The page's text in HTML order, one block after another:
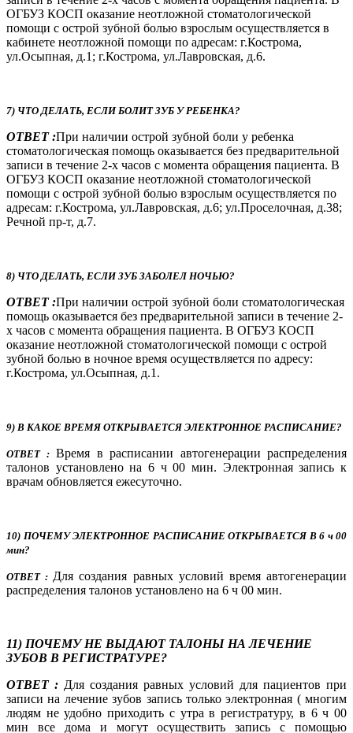
ОГБУЗ КОСП оказание неотложной стоматологической
помощи с острой зубной болью взрослым осуществляется в
кабинете неотложной помощи по адресам: г.Кострома,
ул.Осыпная, д.1; г.Кострома, ул.Лавровская, д.6.
7) ЧТО ДЕЛАТЬ, ЕСЛИ БОЛИТ ЗУБ У РЕБЕНКА?
ОТВЕТ :При наличии острой зубной боли у ребенка
стоматологическая помощь оказывается без предварительной
записи в течение 2-х часов с момента обращения пациента. В
ОГБУЗ КОСП оказание неотложной стоматологической
помощи с острой зубной болью взрослым осуществляется по
адресам: г.Кострома, ул.Лавровская, д.6; ул.Проселочная, д.38;
Речной пр-т, д.7.
8) ЧТО ДЕЛАТЬ, ЕСЛИ ЗУБ ЗАБОЛЕЛ НОЧЬЮ?
ОТВЕТ :При наличии острой зубной боли стоматологическая
помощь оказывается без предварительной записи в течение 2-
х часов с момента обращения пациента. В ОГБУЗ КОСП
оказание неотложной стоматологической помощи с острой
зубной болью в ночное время осуществляется по адресу:
г.Кострома, ул.Осыпная, д.1.
9) В КАКОЕ ВРЕМЯ ОТКРЫВАЕТСЯ ЭЛЕКТРОННОЕ РАСПИСАНИЕ?
ОТВЕТ :Время в расписании автогенерации распределения
талонов установлено на 6 ч 00 мин. Электронная запись к
врачам обновляется ежесуточно.
10) ПОЧЕМУ ЭЛЕКТРОННОЕ РАСПИСАНИЕ ОТКРЫВАЕТСЯ В 6 ч 00
мин?
ОТВЕТ :Для создания равных условий время автогенерации
распределения талонов установлено на 6 ч 00 мин.
11) ПОЧЕМУ НЕ ВЫДАЮТ ТАЛОНЫ НА ЛЕЧЕНИЕ
ЗУБОВ В РЕГИСТРАТУРЕ?
ОТВЕТ : Для создания равных условий для пациентов при
записи на лечение зубов запись только электронная ( многим
людям не удобно приходить с утра в регистратуру, в 6 ч 00
мин все дома и могут осуществить запись с помощью